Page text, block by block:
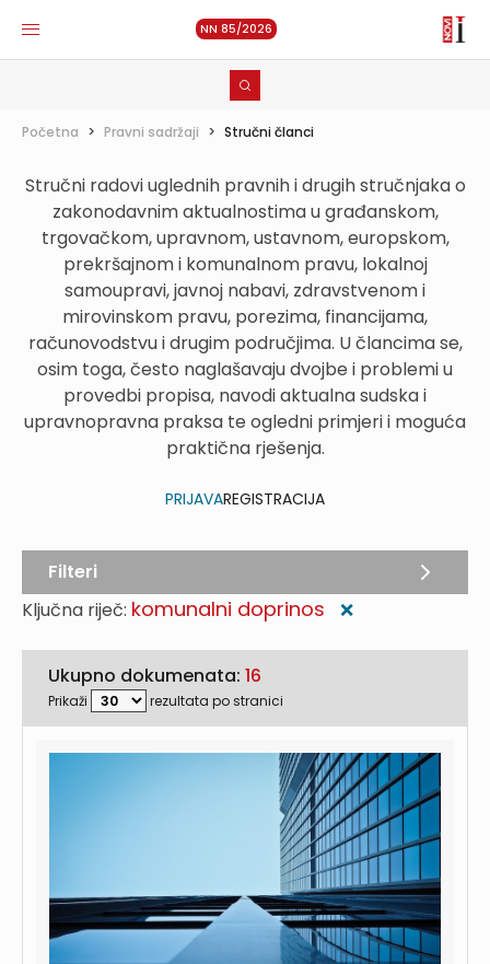
NN 85/2026
Početna > Pravni sadržaji > Stručni članci
Stručni radovi uglednih pravnih i drugih stručnjaka o
zakonodavnim aktualnostima u građanskom,
trgovačkom, upravnom, ustavnom, europskom,
prekršajnom i komunalnom pravu, lokalnoj
samoupravi, javnoj nabavi, zdravstvenom i
mirovinskom pravu, porezima, financijama,
računovodstvu i drugim područjima. U člancima se,
osim toga, često naglašavaju dvojbe i problemi u
provedbi propisa, navodi aktualna sudska i
upravnopravna praksa te ogledni primjeri i moguća
praktična rješenja.
PRIJAVAREGISTRACIJA
Ključna riječ: komunalni doprinos ❌
Ukupno dokumenata: 16
Prikaži rezultata po stranici
Filteri